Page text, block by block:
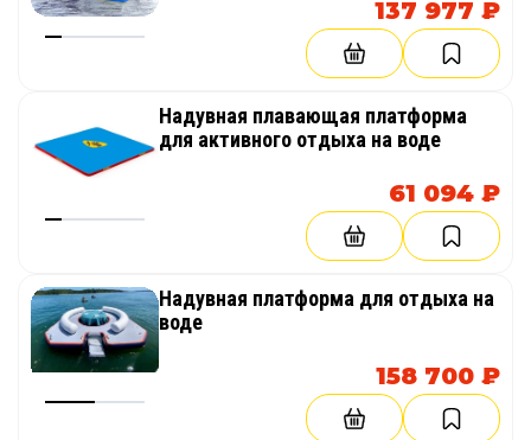
137 977 ₽
Надувная плавающая платформа
для активного отдыха на воде
61 094 ₽
Надувная платформа для отдыха на
воде
158 700 ₽